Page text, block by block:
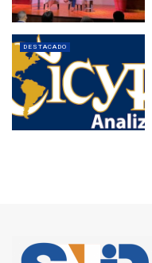
DESTACADO